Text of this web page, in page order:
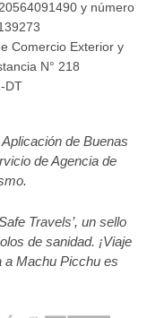
y número
Comercio Exterior y
N° 218
DT
de Buenas
de Agencia de
Travels’, un sello
de sanidad. ¡Viaje
a Machu Picchu es